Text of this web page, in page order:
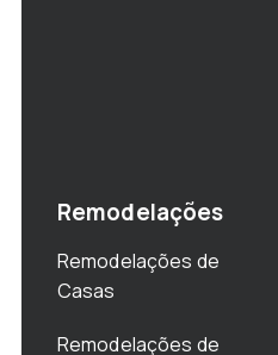
Remodelações
Remodelações de
Casas
Remodelações de